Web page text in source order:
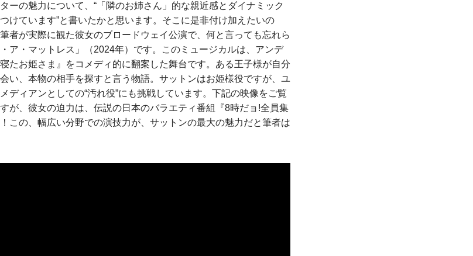
ーの魅力について、“「隣のお姉さん」的な親近感とダイナミック
けています”と書いたかと思います。そこに是非付け加えたいの
者が実際に観た彼女のブロードウェイ公演で、何と言っても忘れら
ア・マットレス」（2024年）です。このミュージカルは、アンデ
たお姫さま』をコメディ的に翻案した舞台です。ある王子様が自分
い、本物の相手を探すと言う物語。サットンはお姫様役ですが、ユ
ディアンとしての“汚れ役”にも挑戦しています。下記の映像をご覧
が、彼女の迫力は、伝説の日本のバラエティ番組『8時だョ!全員集
この、幅広い分野での演技力が、サットンの最大の魅力だと筆者は